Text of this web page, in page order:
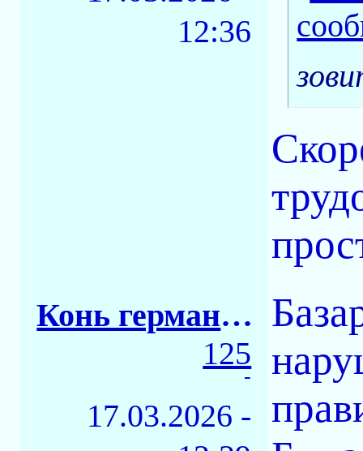
12:36
Конь германский
125
-
17.03.2026 -